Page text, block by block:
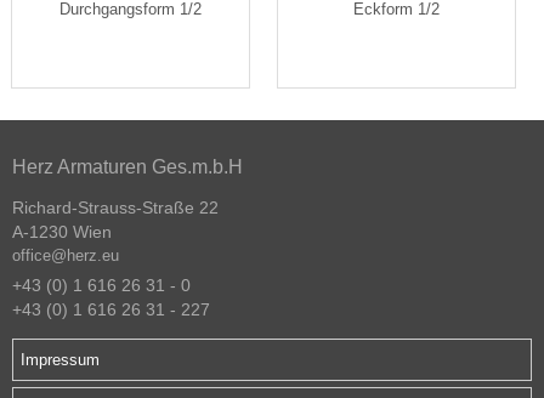
Durchgangsform 1/2
Eckform 1/2
Herz Armaturen Ges.m.b.H
Richard-Strauss-Straße 22
A-1230 Wien
office@herz.eu
+43 (0) 1 616 26 31 - 0
+43 (0) 1 616 26 31 - 227
Impressum